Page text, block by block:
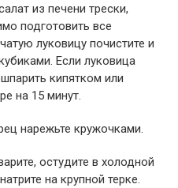
из печени трески,
подготовить все
луковицу почистите и
Если луковица
кипятком или
на 15 минут.
нарежьте кружочками.
остудите в холодной
на крупной терке.